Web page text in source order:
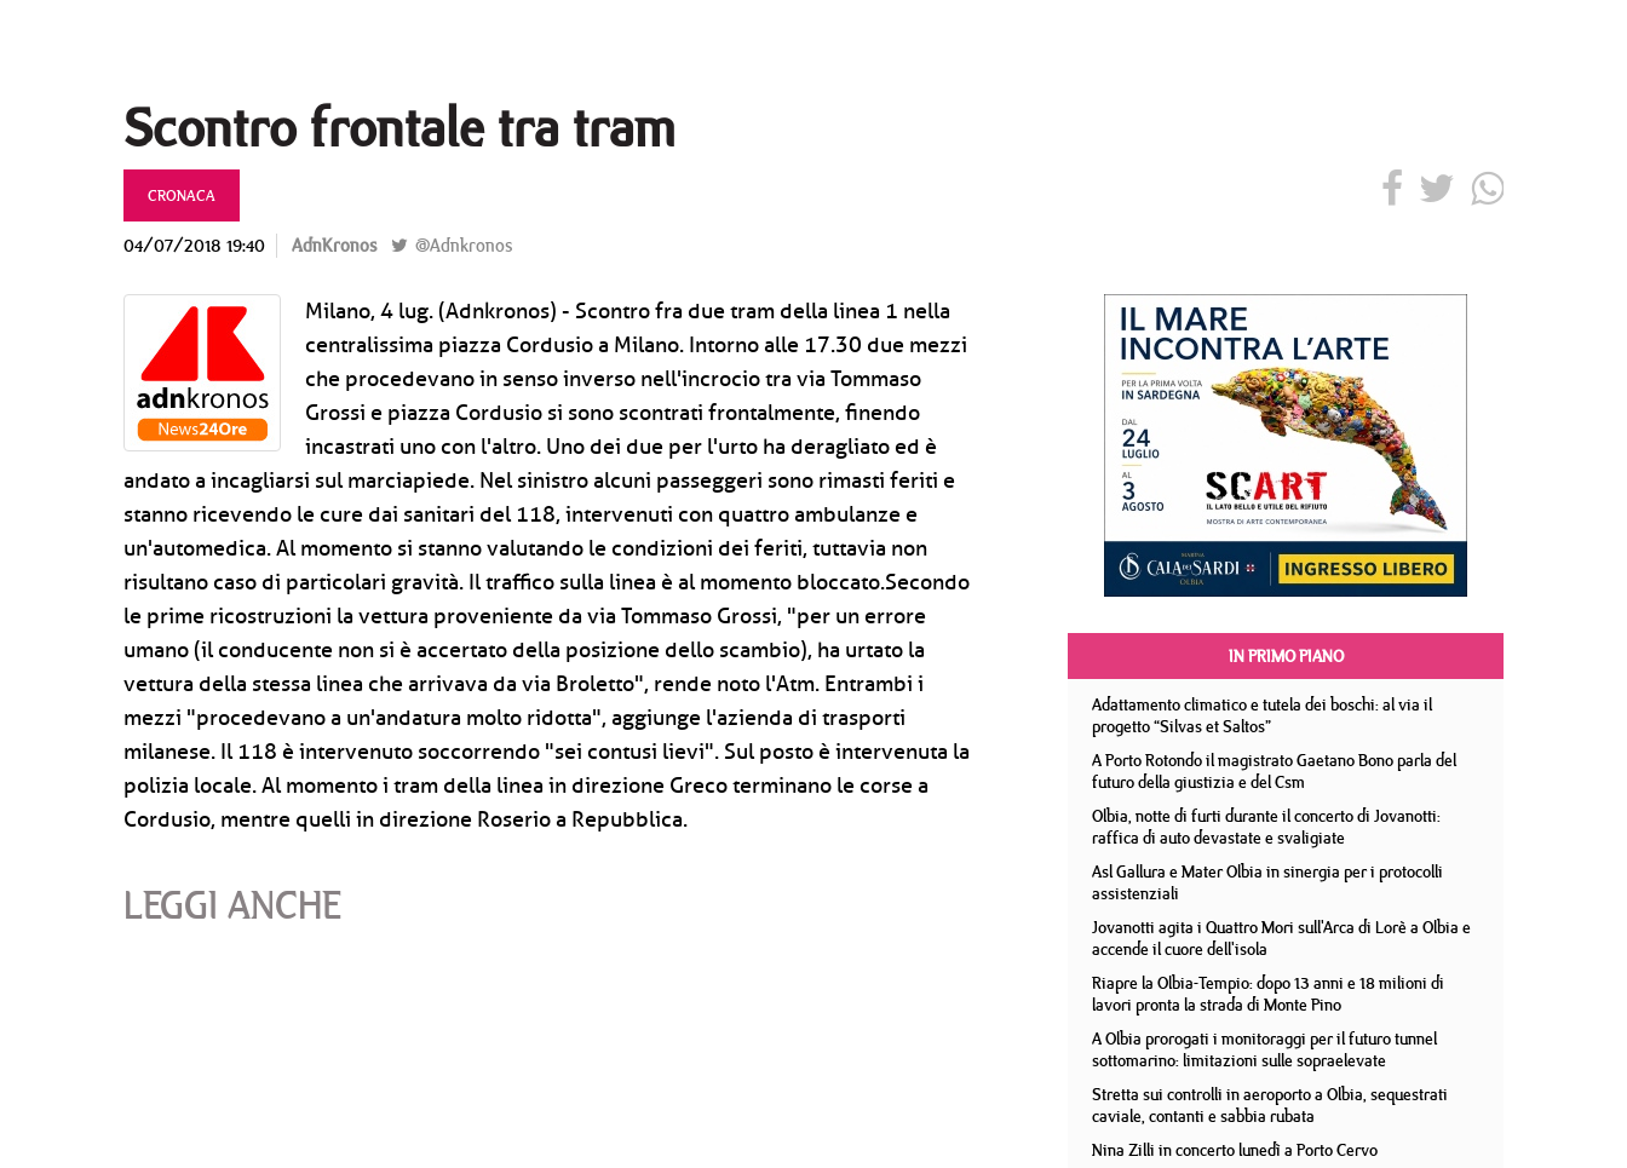
Scontro frontale tra tram
CRONACA
04/07/2018 19:40 AdnKronos @Adnkronos
Milano, 4 lug. (Adnkronos) - Scontro fra due tram della linea 1 nella
centralissima piazza Cordusio a Milano. Intorno alle 17.30 due mezzi
che procedevano in senso inverso nell'incrocio tra via Tommaso
Grossi e piazza Cordusio si sono scontrati frontalmente, finendo
incastrati uno con l'altro. Uno dei due per l'urto ha deragliato ed è
andato a incagliarsi sul marciapiede. Nel sinistro alcuni passeggeri sono rimasti feriti e
stanno ricevendo le cure dai sanitari del 118, intervenuti con quattro ambulanze e
un'automedica. Al momento si stanno valutando le condizioni dei feriti, tuttavia non
risultano caso di particolari gravità. Il traffico sulla linea è al momento bloccato.Secondo
le prime ricostruzioni la vettura proveniente da via Tommaso Grossi, "per un errore
umano (il conducente non si è accertato della posizione dello scambio), ha urtato la
vettura della stessa linea che arrivava da via Broletto", rende noto l'Atm. Entrambi i
mezzi "procedevano a un'andatura molto ridotta", aggiunge l'azienda di trasporti
milanese. Il 118 è intervenuto soccorrendo "sei contusi lievi". Sul posto è intervenuta la
polizia locale. Al momento i tram della linea in direzione Greco terminano le corse a
Cordusio, mentre quelli in direzione Roserio a Repubblica.
LEGGI ANCHE
IN PRIMO PIANO
Adattamento climatico e tutela dei boschi: al via il
progetto “Silvas et Saltos”
A Porto Rotondo il magistrato Gaetano Bono parla del
futuro della giustizia e del Csm
Olbia, notte di furti durante il concerto di Jovanotti:
raffica di auto devastate e svaligiate
Asl Gallura e Mater Olbia in sinergia per i protocolli
assistenziali
Jovanotti agita i Quattro Mori sull'Arca di Lorè a Olbia e
accende il cuore dell'isola
Riapre la Olbia-Tempio: dopo 13 anni e 18 milioni di
lavori pronta la strada di Monte Pino
A Olbia prorogati i monitoraggi per il futuro tunnel
sottomarino: limitazioni sulle sopraelevate
Stretta sui controlli in aeroporto a Olbia, sequestrati
caviale, contanti e sabbia rubata
Nina Zilli in concerto lunedì a Porto Cervo